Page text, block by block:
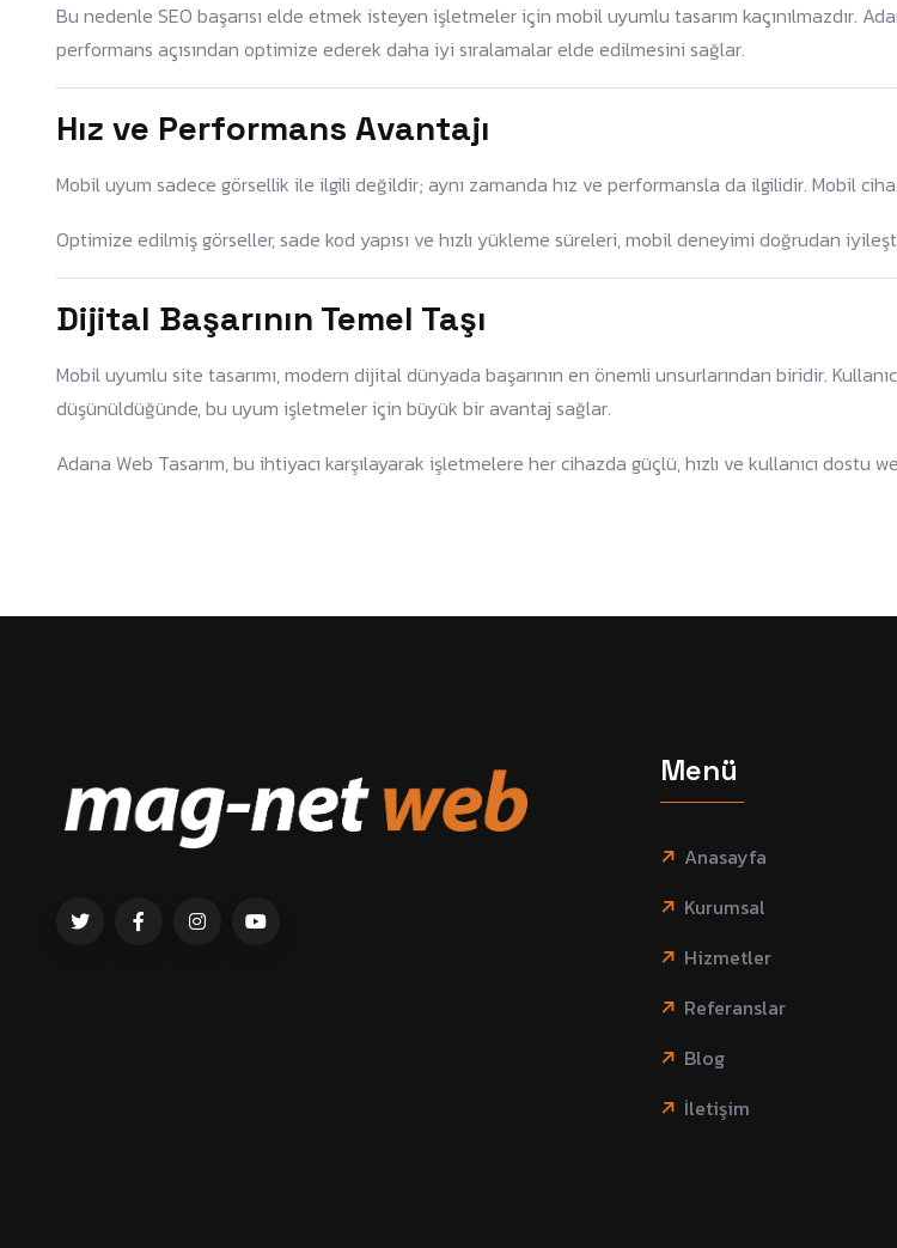
Bu nedenle SEO başarısı elde etmek isteyen işletmeler için mobil uyumlu tasarım kaçınılmazdır.
performans açısından optimize ederek daha iyi sıralamalar elde edilmesini sağlar.
Hız ve Performans Avantajı
Mobil uyum sadece görsellik ile ilgili değildir; aynı zamanda hız ve performansla da ilgilidir. Mobil
Optimize edilmiş görseller, sade kod yapısı ve hızlı yükleme süreleri, mobil deneyimi doğrudan
Dijital Başarının Temel Taşı
Mobil uyumlu site tasarımı, modern dijital dünyada başarının en önemli unsurlarından biridir.
düşünüldüğünde, bu uyum işletmeler için büyük bir avantaj sağlar.
Adana Web Tasarım, bu ihtiyacı karşılayarak işletmelere her cihazda güçlü, hızlı ve kullanıcı dostu
Menü
Anasayfa
Kurumsal
Hizmetler
Referanslar
Blog
İletişim